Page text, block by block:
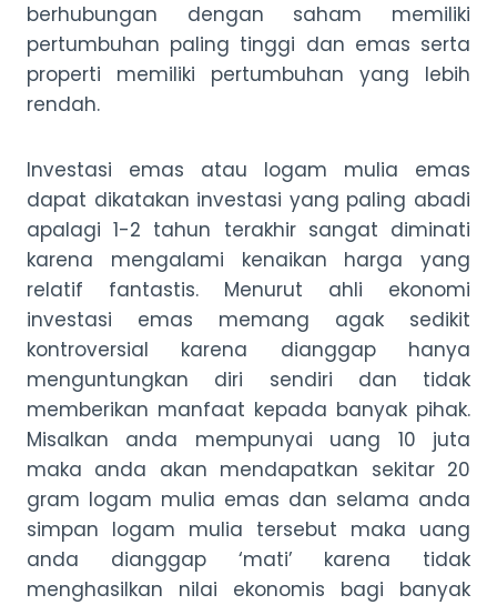
berhubungan dengan saham memiliki
pertumbuhan paling tinggi dan emas serta
properti memiliki pertumbuhan yang lebih
rendah.
Investasi emas atau logam mulia emas
dapat dikatakan investasi yang paling abadi
apalagi 1-2 tahun terakhir sangat diminati
karena mengalami kenaikan harga yang
relatif fantastis. Menurut ahli ekonomi
investasi emas memang agak sedikit
kontroversial karena dianggap hanya
menguntungkan diri sendiri dan tidak
memberikan manfaat kepada banyak pihak.
Misalkan anda mempunyai uang 10 juta
maka anda akan mendapatkan sekitar 20
gram logam mulia emas dan selama anda
simpan logam mulia tersebut maka uang
anda dianggap ‘mati’ karena tidak
menghasilkan nilai ekonomis bagi banyak